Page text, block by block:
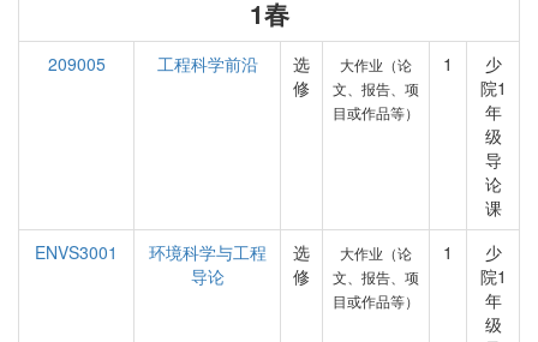
1春
209005 工程科学前沿
选
修
大作业（论
文、报告、项
目或作品等）
1
少
院1
年
级
导
论
课
ENVS3001
环境科学与工程
导论
选
修
大作业（论
文、报告、项
目或作品等）
1
少
院1
年
级